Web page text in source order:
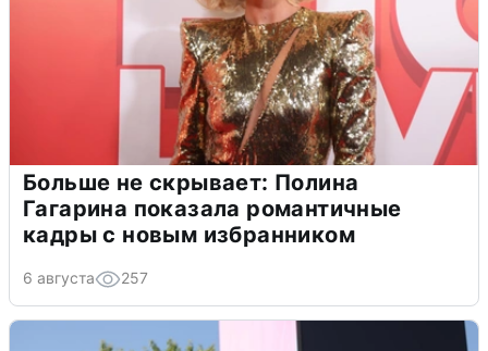
Больше не скрывает: Полина
Гагарина показала романтичные
кадры с новым избранником
6 августа 257